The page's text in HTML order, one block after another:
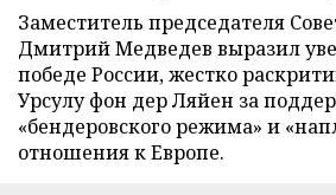
Заместитель председателя
Дмитрий Медведев выразил
победе России, жестко
Урсулу фон дер Ляйен за
«бендеровского режима» и
отношения к Европе.